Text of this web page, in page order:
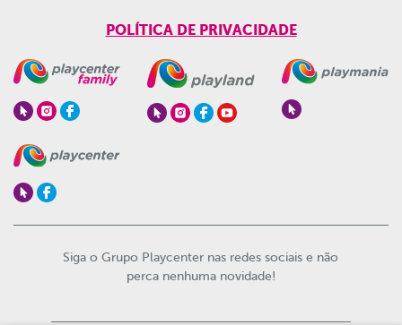
POLÍTICA DE PRIVACIDADE
Siga o Grupo Playcenter nas redes sociais e não
perca nenhuma novidade!